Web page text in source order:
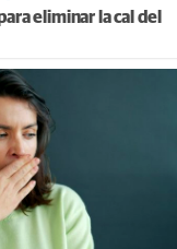
eliminar la cal del